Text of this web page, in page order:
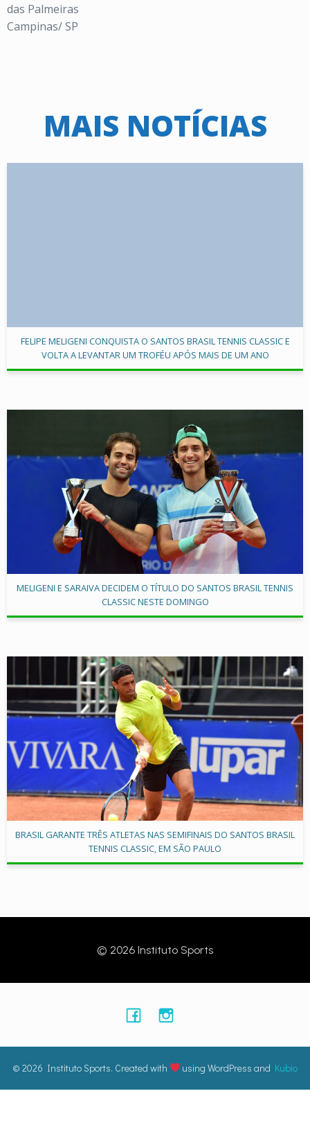
das Palmeiras
Campinas/ SP
MAIS NOTÍCIAS
FELIPE MELIGENI CONQUISTA O SANTOS BRASIL TENNIS CLASSIC E
VOLTA A LEVANTAR UM TROFÉU APÓS MAIS DE UM ANO
MELIGENI E SARAIVA DECIDEM O TÍTULO DO SANTOS BRASIL TENNIS
CLASSIC NESTE DOMINGO
BRASIL GARANTE TRÊS ATLETAS NAS SEMIFINAIS DO SANTOS BRASIL
TENNIS CLASSIC, EM SÃO PAULO
© 2026 Instituto Sports
© 2026 Instituto Sports. Created with using WordPress and Kubio